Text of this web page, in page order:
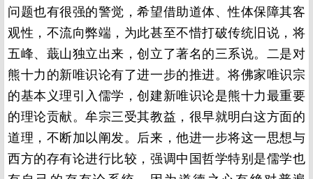
问题也有很强的警觉，希望借助道体、性体保障其客
观性，不流向弊端，为此甚至不惜打破传统旧说，将
五峰、蕺山独立出来，创立了著名的三系说。二是对
熊十力的新唯识论有了进一步的推进。将佛家唯识宗
的基本义理引入儒学，创建新唯识论是熊十力最重要
的理论贡献。牟宗三受其教益，很早就明白这方面的
道理，不断加以阐发。后来，他进一步将这一思想与
西方的存有论进行比较，强调中国哲学特别是儒学也